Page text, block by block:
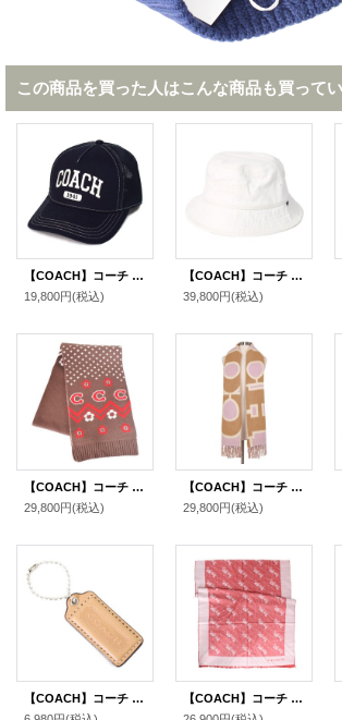
この商品を買った人はこんな商品も買って
【COACH】コーチ キャップ 帽子 シグネチャー コットン メッシュ ロゴ エンブロイダード トラッカー ハット ブラック XS/S〔日本未発売〕
19,800円(税込)
【COACH】コーチ バケハ ホワイトデニム コットン シグネチャー ロゴ バケットハット サファリハット 帽子 チャーク〔日本未発売〕
39,800円(税込)
【COACH】コーチ マフラー ニット ロゴ フェア アイル プリント マフラー セーブルマルチ（日本未発売）
29,800円(税込)
【COACH】コーチ ウール ロゴ リバーシブル カラーブロック オーバーサイズ マフラー トープ（日本未発売）
29,800円(税込)
【COACH】コーチ レザー ハングタグ ロゴ チャーム キーホルダー マルチ（日本未発売）
【COACH】コーチ ウール シグネチャー ホース キャリッジ ショール ストール レッドサンド〔日本未発売〕